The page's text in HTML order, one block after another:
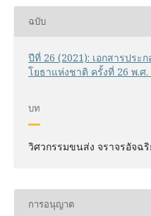
ฉบับ
ปีที่ 26 (2021): เอกสารประ
โยธาแห่งชาติ ครั้งที่ 26 พ.ศ.
บท
วิศวกรรมขนส่ง จราจรอัจฉ
การอนุญาต